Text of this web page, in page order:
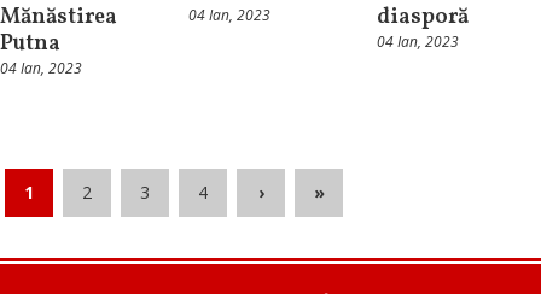
Mănăstirea
Putna
04 Ian, 2023
04 Ian, 2023
diasporă
04 Ian, 2023
1 2 3 4 › »